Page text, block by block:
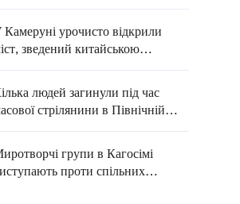
судноплавства в
урочисто відкрили
зведений китайською
людей загинули під час
стрілянини в Північній
групи в Кагосімі
проти спільних